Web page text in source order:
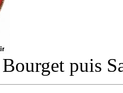
puis